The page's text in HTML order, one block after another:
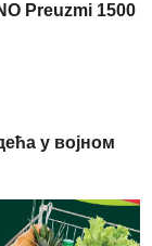
Preuzmi 1500
у војном